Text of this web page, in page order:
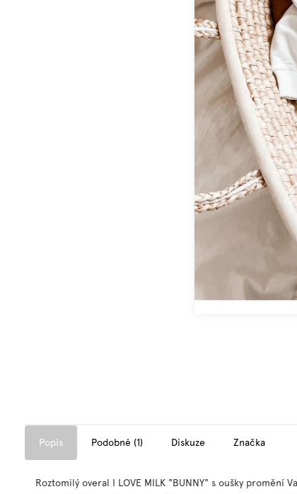
Popis Podobné (1) Diskuze Značka
Roztomilý overal I LOVE MILK "BUNNY" s oušky promění